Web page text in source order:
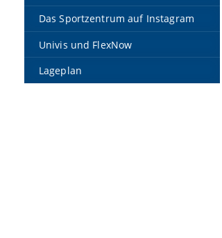
Das Sportzentrum auf Instagram
Univis und FlexNow
Lageplan